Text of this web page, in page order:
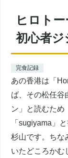
ヒロト
初心者ジ
完食記録
あの香港は「
ば、その松任谷
ン」と読むため
「sugiyama」
杉山です。ちな
いたどころかむ